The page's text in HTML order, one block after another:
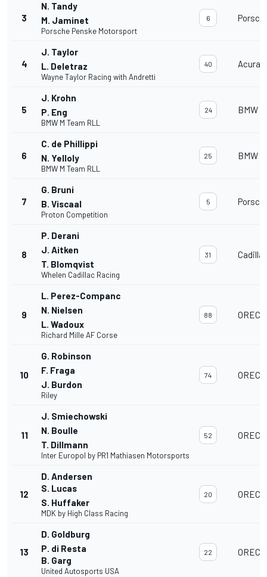
3
N. Tandy
M. Jaminet
Porsche Penske Motorsport
6
4
J. Taylor
L. Deletraz
Wayne Taylor Racing with Andretti
40 Acura
5
J. Krohn
P. Eng
BMW M Team RLL
24 BMW
6
C. de Phillippi
N. Yelloly
BMW M Team RLL
25 BMW
7
G. Bruni
B. Viscaal
Proton Competition
5
8
P. Derani
J. Aitken
T. Blomqvist
Whelen Cadillac Racing
31
9
L. Perez-Companc
N. Nielsen
L. Wadoux
Richard Mille AF Corse
88
10
G. Robinson
F. Fraga
J. Burdon
Riley
74
11
J. Smiechowski
N. Boulle
T. Dillmann
Inter Europol by PR1 Mathiasen Motorsports
52
12
D. Andersen
S. Lucas
S. Huffaker
MDK by High Class Racing
20
13
D. Goldburg
P. di Resta
B. Garg
United Autosports USA
22